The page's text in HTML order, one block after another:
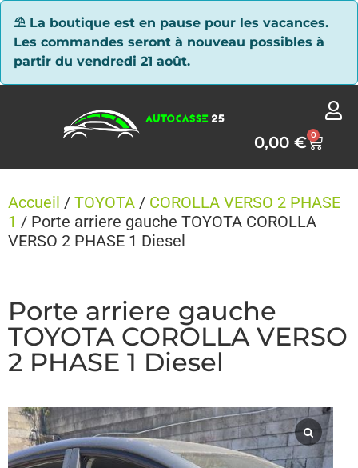
⛱ La boutique est en pause pour les vacances.
Les commandes seront à nouveau possibles à
partir du vendredi 21 août.
0,00€ 0
Accueil / TOYOTA / COROLLA VERSO 2 PHASE
1 / Porte arriere gauche TOYOTA COROLLA
VERSO 2 PHASE 1 Diesel
Porte arriere gauche
TOYOTA COROLLA VERSO
2 PHASE 1 Diesel
Panneau de gestion des cookies